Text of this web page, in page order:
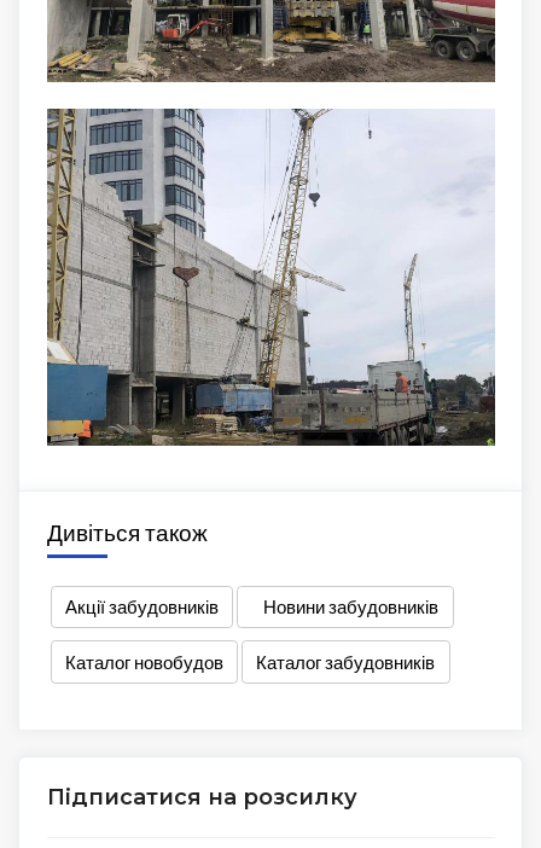
Дивіться також
Акції забудовників Новини забудовників
Каталог новобудов Каталог забудовників
Підписатися на розсилку